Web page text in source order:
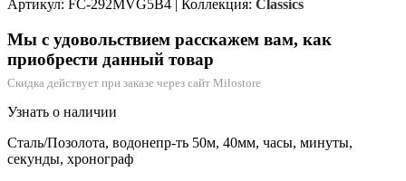
Артикул: FC-292MVG5B4 | Коллекция: Classics
Мы с удовольствием расскажем вам, как
приобрести данный товар
Скидка действует при заказе через сайт Milostore
Узнать о наличии
Сталь/Позолота, водонепр-ть 50м, 40мм, часы, минуты,
секунды, хронограф